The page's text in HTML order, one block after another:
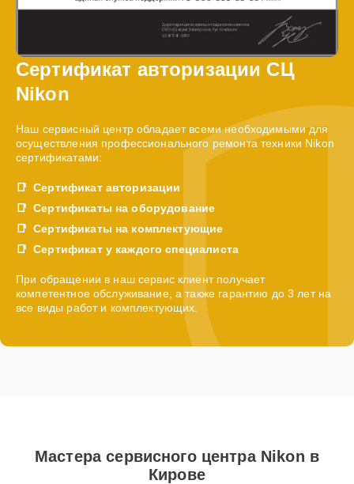
Сертификат авторизации СЦ
Nikon
Наш сервисный центр обладает всеми необходимыми для
осуществления профессионального ремонта техники Nikon
сертификатами:
Сертификат авторизации
Сертификаты на оборудование
Сертификаты на комплектующие
Сертификат у каждого специалиста
При обращении в наш сервис клиент получает
компетентное обслуживание, а также гарантию до 3 лет на
все виды работ и комплектующих.
Мастера сервисного центра Nikon в
Кирове